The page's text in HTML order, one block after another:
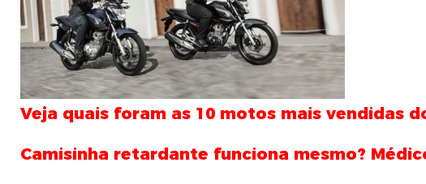
Veja quais foram as 10 motos mais vendidas
Camisinha retardante funciona mesmo?